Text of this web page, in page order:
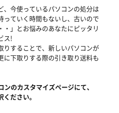
、今使っているパソコンの処分は
っていく時間もないし、古いので
」とお悩みのあなたにピッタリ
ス!
りすることで、新しいパソコンが
に下取りする際の引き取り送料も
のカスタマイズページにて、
ださい。